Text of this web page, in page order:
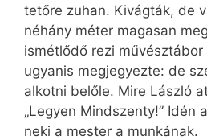
tetőre zuhan. Kivágták, de
néhány méter magasan
ismétlődő rezi
ugyanis megjegyezte: de
alkotni belőle. Mire László
„Legyen Mindszenty!” Idén
neki a mester a munkának.